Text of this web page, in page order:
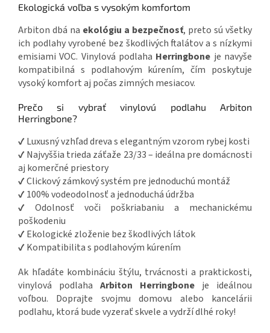
Ekologická voľba s vysokým komfortom
Arbiton dbá na ekológiu a bezpečnosť, preto sú všetky
ich podlahy vyrobené bez škodlivých ftalátov a s nízkymi
emisiami VOC. Vinylová podlaha Herringbone je navyše
kompatibilná s podlahovým kúrením, čím poskytuje
vysoký komfort aj počas zimných mesiacov.
Prečo si vybrať vinylovú podlahu Arbiton
Herringbone?
✔ Luxusný vzhľad dreva s elegantným vzorom rybej kosti
✔ Najvyššia trieda záťaže 23/33 – ideálna pre domácnosti
aj komerčné priestory
✔ Clickový zámkový systém pre jednoduchú montáž
✔ 100% vodeodolnosť a jednoduchá údržba
✔ Odolnosť voči poškriabaniu a mechanickému
poškodeniu
✔ Ekologické zloženie bez škodlivých látok
✔ Kompatibilita s podlahovým kúrením
Ak hľadáte kombináciu štýlu, trvácnosti a praktickosti,
vinylová podlaha Arbiton Herringbone je ideálnou
voľbou. Doprajte svojmu domovu alebo kancelárii
podlahu, ktorá bude vyzerať skvele a vydrží dlhé roky!